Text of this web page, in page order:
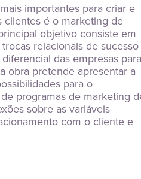
importantes para criar e
clientes é o marketing de
objetivo consiste em
relacionais de
das empresas para
obra pretende apresentar a
para o
programas de marketing
sobre as variáveis
com o cliente e